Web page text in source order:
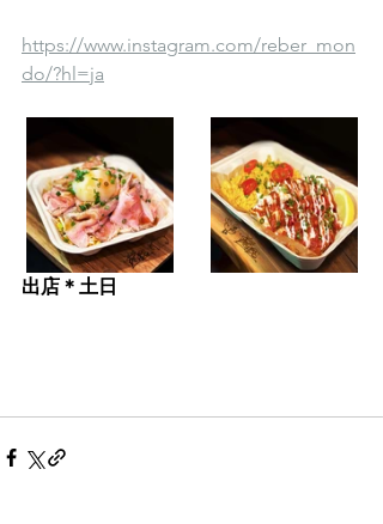
https://www.instagram.com/reber_mon
do/?hl=ja
出店＊土日